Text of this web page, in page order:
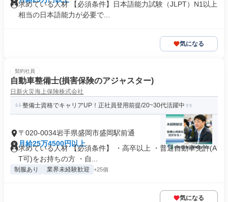
求めている人材 【必須条件】日本語能力試験（JLPT）N1以上
相当の日本語能力が必要で...
気になる
契約社員
自動車整備士(損害保険のアジャスター)
日新火災海上保険株式会社
整備士資格でキャリアUP！正社員登用前提/20~30代活躍中
〒020-0034岩手県盛岡市盛岡駅前通
月給25万4500円以上
求めている人材 【必須条件】 ・高卒以上 ・普通自動車免許(A
T可)をお持ちの方 ・⾃...
制服あり 業界未経験歓迎 +25個
気になる